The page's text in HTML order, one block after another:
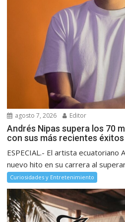
agosto 7, 2026 Editor
Andrés Nipas supera los 70
con sus más recientes éxitos
ESPECIAL.- El artista ecuatoriano
nuevo hito en su carrera al
Curiosidades y Entretenimiento